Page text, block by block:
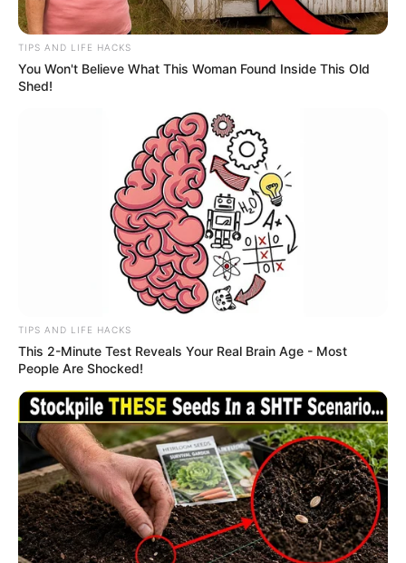
TIPS AND LIFE HACKS
You Won't Believe What This Woman Found Inside This Old
Shed!
TIPS AND LIFE HACKS
This 2-Minute Test Reveals Your Real Brain Age - Most
People Are Shocked!